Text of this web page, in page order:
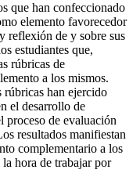
que han confeccionado
elemento favorecedor
reflexión de y sobre sus
estudiantes que,
rúbricas de
a los mismos.
rúbricas han ejercido
el desarrollo de
proceso de evaluación
resultados manifiestan
complementario a los
hora de trabajar por